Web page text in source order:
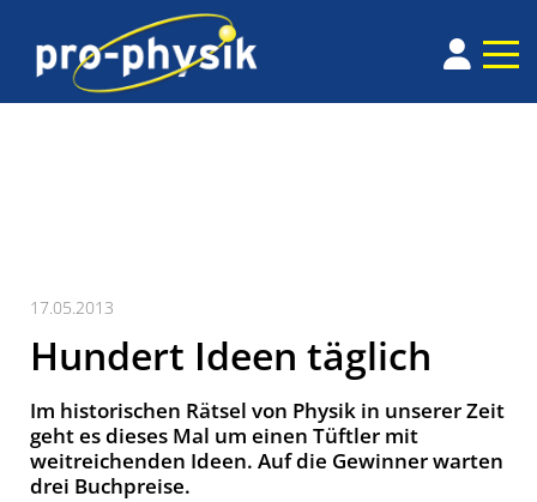
17.05.2013
Hundert Ideen täglich
Im historischen Rätsel von Physik in unserer Zeit
geht es dieses Mal um einen Tüftler mit
weitreichenden Ideen. Auf die Gewinner warten
drei Buchpreise.